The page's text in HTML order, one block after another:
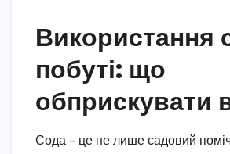
Використання
побуті: що
обприскувати
Сода – це не лише садовий